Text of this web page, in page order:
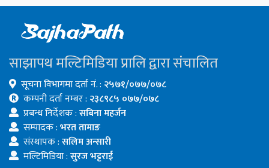
साझापथ मल्टिमिडिया प्रालि द्वारा संचालित
सूचना विभागमा दर्ता नं. : २५७१/०७७/०७८
कम्पनी दर्ता नम्बर : २३८९८५ ०७७/०७८
प्रबन्ध निर्देशक :सबिना महर्जन
सम्पादक :भरत तामाङ
संस्थापक :सलिम अन्सारी
मल्टिमिडिया :सुरज भट्टराई